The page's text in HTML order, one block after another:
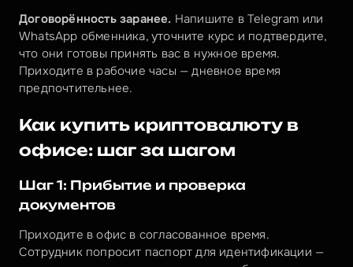
Договорённость заранее. Напишите в Telegram или
WhatsApp обменника, уточните курс и подтвердите,
что они готовы принять вас в нужное время.
Приходите в рабочие часы — дневное время
предпочтительнее.
Как купить криптовалюту в
офисе: шаг за шагом
Шаг 1: Прибытие и проверка
документов
Приходите в офис в согласованное время.
Сотрудник попросит паспорт для идентификации —